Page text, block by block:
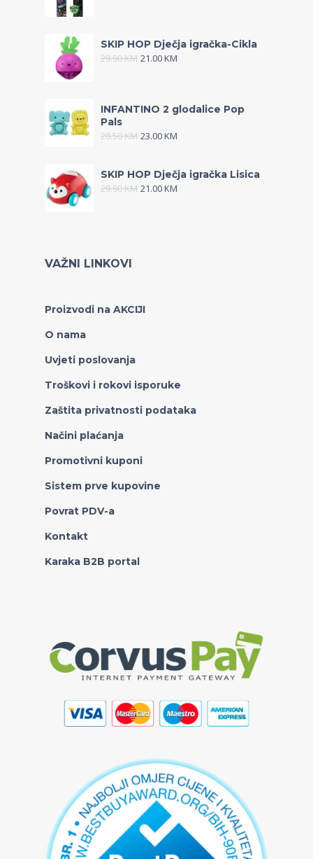
SKIP HOP Dječja igračka-Cikla
29.90KM 21.00KM
INFANTINO 2 glodalice Pop
Pals
28.50KM 23.00KM
SKIP HOP Dječja igračka Lisica
29.90KM 21.00KM
VAŽNI LINKOVI
Proizvodi na AKCIJI
O nama
Uvjeti poslovanja
Troškovi i rokovi isporuke
Zaštita privatnosti podataka
Načini plaćanja
Promotivni kuponi
Sistem prve kupovine
Povrat PDV-a
Kontakt
Karaka B2B portal